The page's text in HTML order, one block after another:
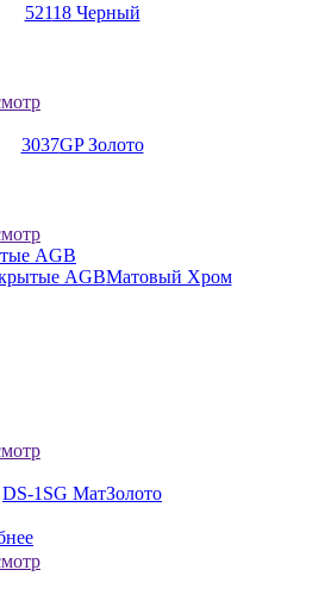
52118 Черный
3037GP Золото
AGBМатовый Хром
DS-1 SG МатЗолото